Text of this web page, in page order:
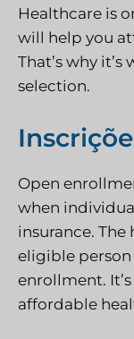
Healthcare is
will help you
That’s why
selection.
Open
when
insurance.
eligible
enrollment.
affordable